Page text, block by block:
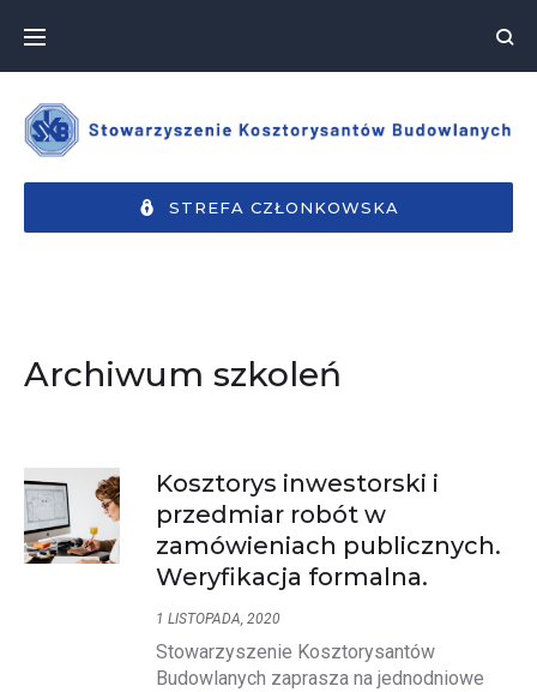
STREFA CZŁONKOWSKA
Archiwum szkoleń
Kosztorys inwestorski i
przedmiar robót w
zamówieniach publicznych.
Weryfikacja formalna.
1 LISTOPADA, 2020
Stowarzyszenie Kosztorysantów
Budowlanych zaprasza na jednodniowe